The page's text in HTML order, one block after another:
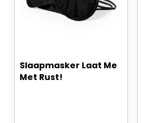
Slaapmasker Laat Me
Met Rust!